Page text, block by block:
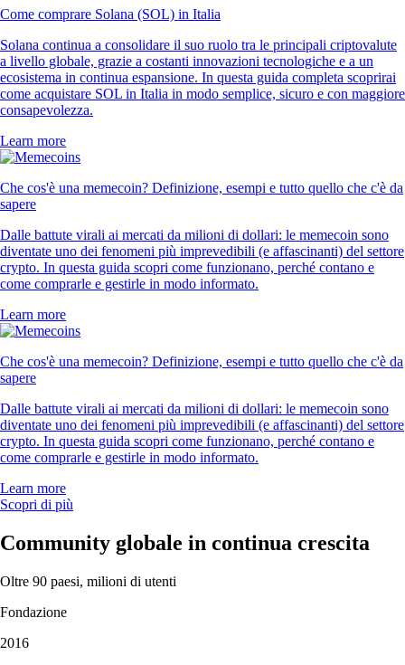
Come comprare Solana (SOL) in Italia
Solana continua a consolidare il suo ruolo tra le principali criptovalute
a livello globale, grazie a costanti innovazioni tecnologiche e a un
ecosistema in continua espansione. In questa guida completa scoprirai
come acquistare SOL in Italia in modo semplice, sicuro e con maggiore
consapevolezza.
Learn more
Che cos'è una memecoin? Definizione, esempi e tutto quello che c'è da
sapere
Dalle battute virali ai mercati da milioni di dollari: le memecoin sono
diventate uno dei fenomeni più imprevedibili (e affascinanti) del settore
crypto. In questa guida scopri come funzionano, perché contano e
come comprarle e gestirle in modo informato.
Learn more
Che cos'è una memecoin? Definizione, esempi e tutto quello che c'è da
sapere
Dalle battute virali ai mercati da milioni di dollari: le memecoin sono
diventate uno dei fenomeni più imprevedibili (e affascinanti) del settore
crypto. In questa guida scopri come funzionano, perché contano e
come comprarle e gestirle in modo informato.
Learn more
Scopri di più
Community globale in continua crescita
Oltre 90 paesi, milioni di utenti
Fondazione
2016